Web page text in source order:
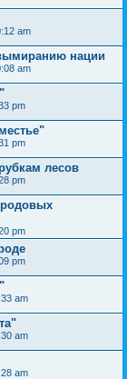
am
нации
am
pm
pm
лесов
pm
родовых
pm
pm
am
am
am